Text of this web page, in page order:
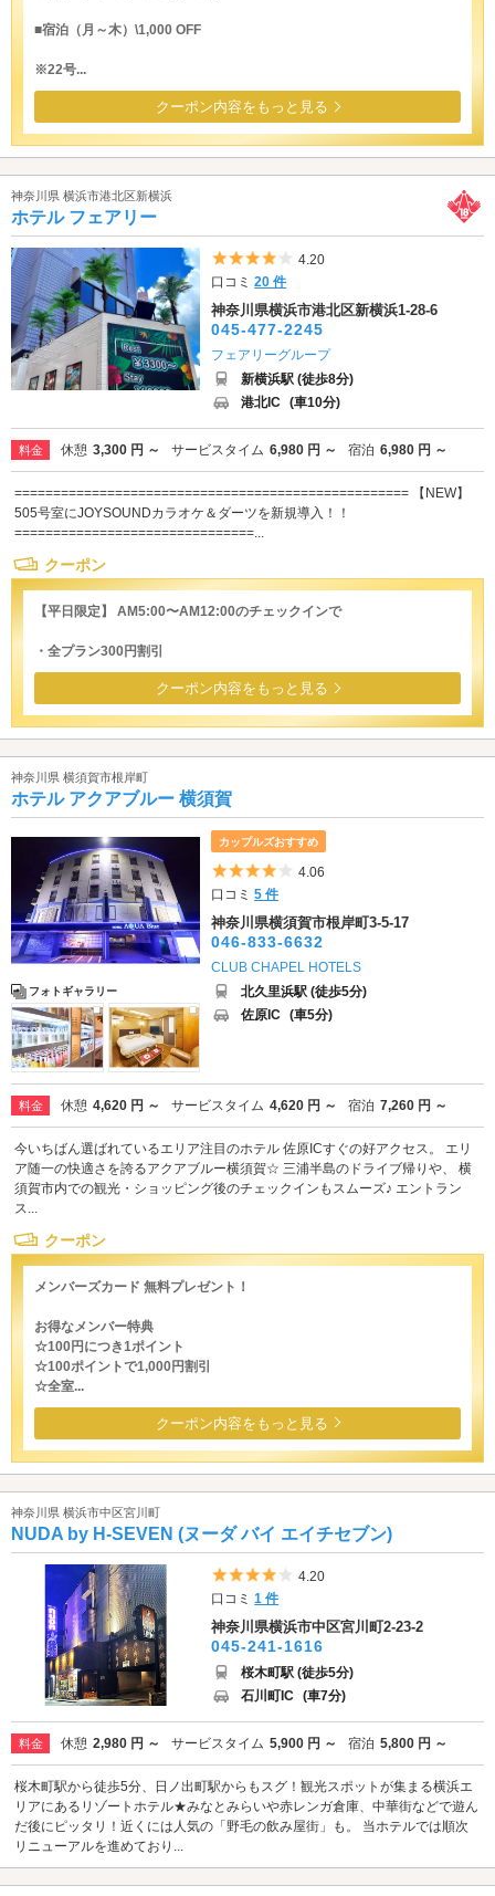
■宿泊（月～木）\1,000 OFF
※22号...
クーポン内容をもっと見る
神奈川県 横浜市港北区新横浜
ホテル フェアリー
5つ星のうち4
4.20
口コミ20 件
神奈川県横浜市港北区新横浜1-28-6
045-477-2245
フェアリーグループ
新横浜駅 (徒歩8分)
港北IC (車10分)
料金 休憩 3,300 円 ～ サービスタイム 6,980 円 ～ 宿泊 6,980 円 ～
=================================================== 【NEW】
505号室にJOYSOUNDカラオケ＆ダーツを新規導入！！
===============================...
クーポン
【平日限定】 AM5:00〜AM12:00のチェックインで
・全プラン300円割引
クーポン内容をもっと見る
神奈川県 横須賀市根岸町
ホテル アクアブルー 横須賀
フォトギャラリー
カップルズおすすめ
5つ星のうち4
4.06
口コミ5 件
神奈川県横須賀市根岸町3-5-17
046-833-6632
CLUB CHAPEL HOTELS
北久里浜駅 (徒歩5分)
佐原IC (車5分)
料金 休憩 4,620 円 ～ サービスタイム 4,620 円 ～ 宿泊 7,260 円 ～
今いちばん選ばれているエリア注目のホテル 佐原ICすぐの好アクセス。 エリ
ア随一の快適さを誇るアクアブルー横須賀☆ 三浦半島のドライブ帰りや、 横
須賀市内での観光・ショッピング後のチェックインもスムーズ♪ エントラン
ス...
クーポン
メンバーズカード 無料プレゼント！
お得なメンバー特典
☆100円につき1ポイント
☆100ポイントで1,000円割引
☆全室...
クーポン内容をもっと見る
神奈川県 横浜市中区宮川町
NUDA by H-SEVEN (ヌーダ バイ エイチセブン)
5つ星のうち4
4.20
口コミ1 件
神奈川県横浜市中区宮川町2-23-2
045-241-1616
桜木町駅 (徒歩5分)
石川町IC (車7分)
料金 休憩 2,980 円 ～ サービスタイム 5,900 円 ～ 宿泊 5,800 円 ～
桜木町駅から徒歩5分、日ノ出町駅からもスグ！観光スポットが集まる横浜エ
リアにあるリゾートホテル★みなとみらいや赤レンガ倉庫、中華街などで遊ん
だ後にピッタリ！近くには人気の「野毛の飲み屋街」も。 当ホテルでは順次
リニューアルを進めており...